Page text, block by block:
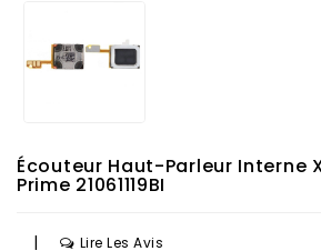
Écouteur Haut-Parleur Interne
Prime 21061119BI
| Lire Les Avis